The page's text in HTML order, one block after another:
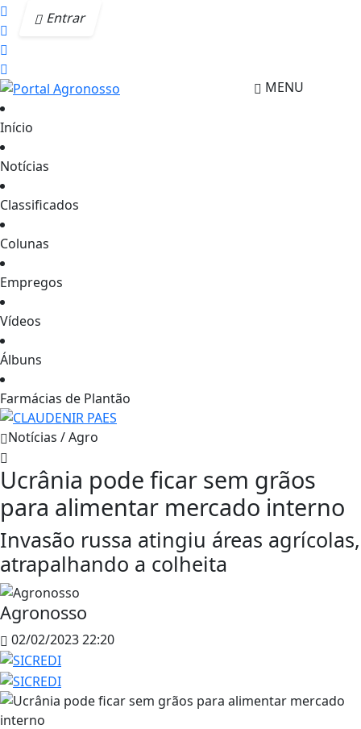
Entrar
MENU
Início
Notícias
Classificados
Colunas
Empregos
Vídeos
Álbuns
Farmácias de Plantão
Notícias / Agro
Ucrânia pode ficar sem grãos
para alimentar mercado interno
Invasão russa atingiu áreas agrícolas,
atrapalhando a colheita
Agronosso
02/02/2023 22:20